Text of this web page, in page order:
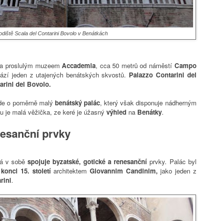
Scala del Contarini Bovolo v Benátkách
proslulým muzeemAccademia, cca 50 metrů od náměstí Campo
jeden z utajených benátských skvostů. Palazzo Contarini del
del Bovolo.
o poměrně malý benátský palác, který však disponuje nádherným
je malá věžička, ze keré je úžasný výhledna Benátky.
prvky
v soběspojuje byzatské, gotické a renesanční prvky. Palác byl
konci 15. stoletíarchitektem Giovannim Candinim, jako jeden z
.